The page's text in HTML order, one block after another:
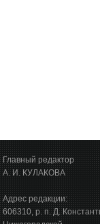
Главный редактор
А. И. КУЛАКОВА
Адрес редакции:
606310, р. п. Д.